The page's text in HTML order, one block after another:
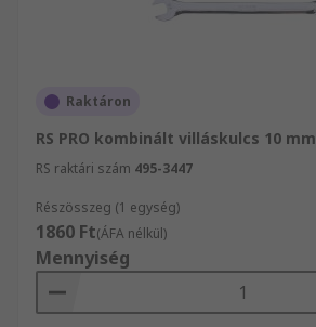
Raktáron
RS PRO kombinált villáskulcs 10 mm
RS raktári szám 495-3447
Részösszeg (1 egység)
1860 Ft(ÁFA nélkül)
Mennyiség